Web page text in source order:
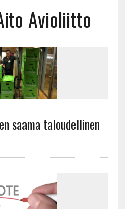
Avioliitto
saama taloudellinen